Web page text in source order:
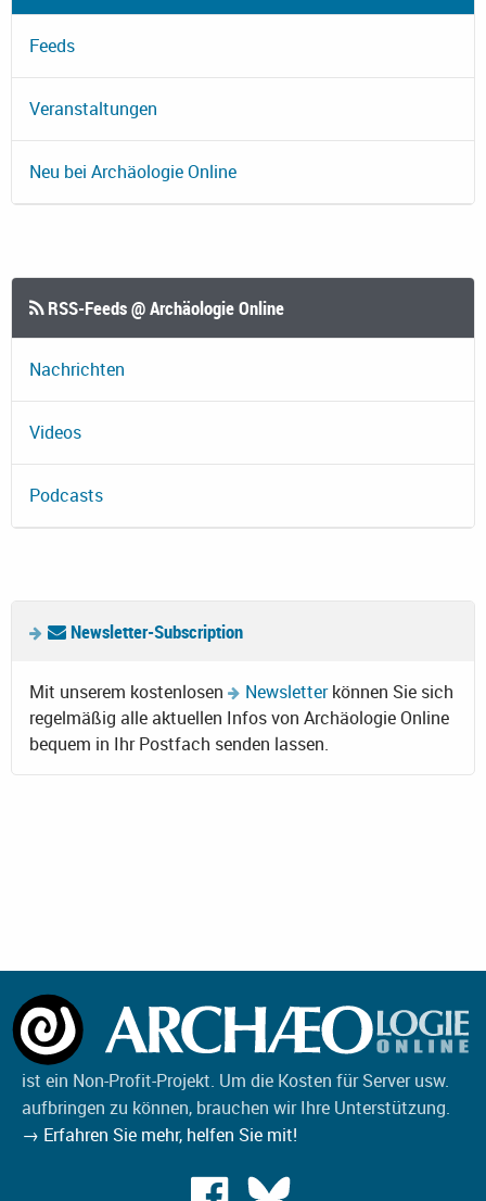
Feeds
Veranstaltungen
Neu bei Archäologie Online
RSS-Feeds @ Archäologie Online
Nachrichten
Videos
Podcasts
Newsletter-Subscription
Mit unserem kostenlosen Newsletterkönnen Sie sich
regelmäßig alle aktuellen Infos von Archäologie Online
bequem in Ihr Postfach senden lassen.
ist ein Non-Profit-Projekt. Um die Kosten für Server usw.
aufbringen zu können, brauchen wir Ihre Unterstützung.
→ Erfahren Sie mehr, helfen Sie mit!